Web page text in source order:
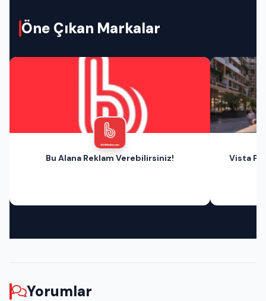
Öne Çıkan Markalar
Bu Alana Reklam Verebilirsiniz! Vista
Yorumlar